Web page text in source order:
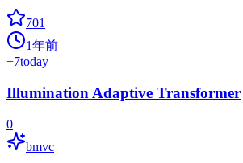
701
1年前
+7today
Illumination Adaptive Transformer
0
bmvc